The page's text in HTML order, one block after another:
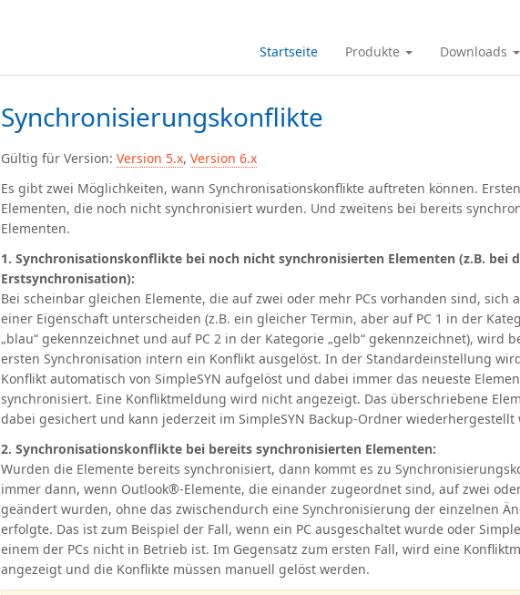
Startseite Produkte Downloads
Synchronisierungskonflikte
Gültig für Version: Version 5.x, Version 6.x
Es gibt zwei Möglichkeiten, wann Synchronisationskonflikte auftreten können.
Elementen, die noch nicht synchronisiert wurden. Und zweitens bei bereits
Elementen.
1. Synchronisationskonflikte bei noch nicht synchronisierten Elementen (z.B. bei
Erstsynchronisation):
Bei scheinbar gleichen Elemente, die auf zwei oder mehr PCs vorhanden sind, sich
einer Eigenschaft unterscheiden (z.B. ein gleicher Termin, aber auf PC 1 in der
„blau“ gekennzeichnet und auf PC 2 in der Kategorie „gelb“ gekennzeichnet), wird
ersten Synchronisation intern ein Konflikt ausgelöst. In der Standardeinstellung
Konflikt automatisch von SimpleSYN aufgelöst und dabei immer das neueste
synchronisiert. Eine Konfliktmeldung wird nicht angezeigt. Das überschriebene
dabei gesichert und kann jederzeit im SimpleSYN Backup-Ordner wiederhergestellt
2. Synchronisationskonflikte bei bereits synchronisierten Elementen:
Wurden die Elemente bereits synchronisiert, dann kommt es zu
immer dann, wenn Outlook®-Elemente, die einander zugeordnet sind, auf zwei
geändert wurden, ohne das zwischendurch eine Synchronisierung der einzelnen
erfolgte. Das ist zum Beispiel der Fall, wenn ein PC ausgeschaltet wurde oder
einem der PCs nicht in Betrieb ist. Im Gegensatz zum ersten Fall, wird eine
angezeigt und die Konflikte müssen manuell gelöst werden.